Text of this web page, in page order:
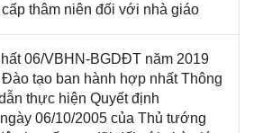
thâm niên đối với nhà giáo
06/VBHN-BGDĐT năm 2019
tạo ban hành hợp nhất Thông
thực hiện Quyết định
06/10/2005 của Thủ tướng